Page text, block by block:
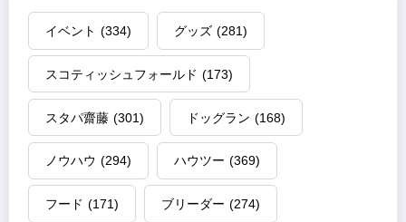
イベント (334) グッズ (281)
スコティッシュフォールド (173)
スタパ齋藤 (301) ドッグラン (168)
ノウハウ (294) ハウツー (369)
フード (171) ブリーダー (274)